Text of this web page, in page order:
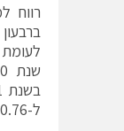
רווח
ל-0.76 דולר אשתקד.